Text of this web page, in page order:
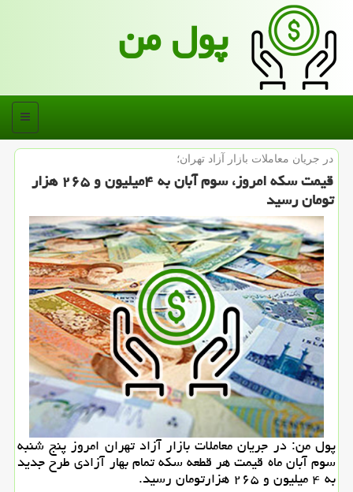
پول من
منو
در جریان معاملات بازار آزاد تهران؛
قیمت سكه امروز، سوم آبان به ۴میلیون و ۲۶۵ هزار
تومان رسید
پول من: در جریان معاملات بازار آزاد تهران امروز پنج شنبه
سوم آبان ماه قیمت هر قطعه سكه تمام بهار آزادی طرح جدید
به ۴ میلیون و ۲۶۵ هزارتومان رسید.